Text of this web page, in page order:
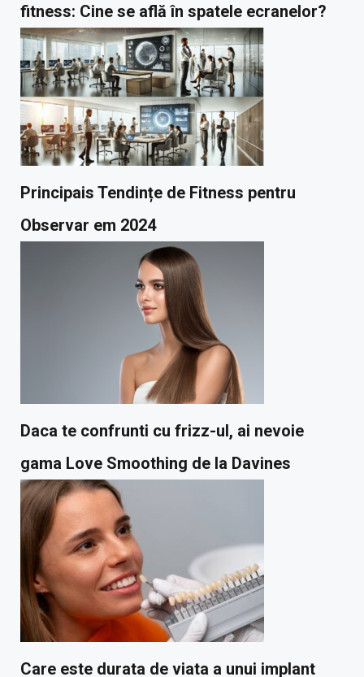
fitness: Cine se află în spatele ecranelor?
Principais Tendințe de Fitness pentru
Observar em 2024
Daca te confrunti cu frizz-ul, ai nevoie
gama Love Smoothing de la Davines
Care este durata de viata a unui implant